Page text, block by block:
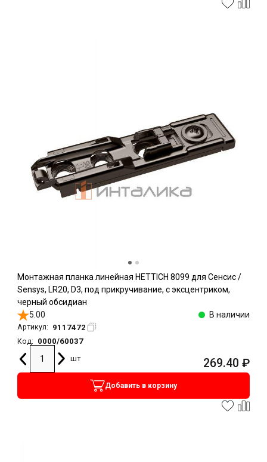
Монтажная планка линейная HETTICH 8099 для Сенсис /
Sensys, LR20, D3, под прикручивание, с эксцентриком,
черный обсидиан
5.00
В наличии
Артикул: 9117472
Код:
0000/60037
шт
269.40 ₽
Добавить в корзину